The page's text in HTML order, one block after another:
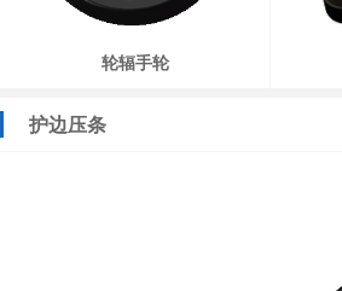
轮辐手轮
护边压条